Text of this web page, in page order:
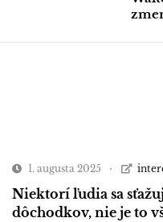
1. augusta 2025
Niektorí ľudia sa
dôchodkov, nie je to